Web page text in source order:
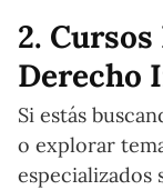
2.
Derecho
Si estás
o explorar
especializados